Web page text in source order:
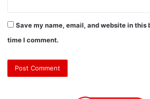
Save my name, email, and website in this
time I comment.